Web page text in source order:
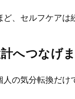
、セルフケアは
へつなげ
の気分転換だ